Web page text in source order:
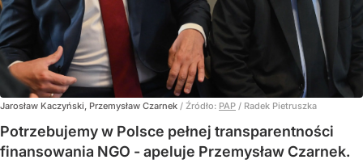
Jarosław Kaczyński, Przemysław Czarnek / Źródło: PAP / Radek Pietruszka
Potrzebujemy w Polsce pełnej transparentności
finansowania NGO - apeluje Przemysław Czarnek.